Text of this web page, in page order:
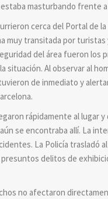
masturbando frente
cerca del Portal de
muy transitada por turistas
del área fueron los
situación. Al observar al
de inmediato y
rápidamente al lugar
se encontraba allí. La
La Policía trasladó
delitos de
no afectaron